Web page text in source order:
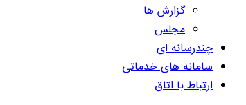
گزارش ها
مجلس
چندرسانه ای
سامانه های خدماتی
ارتباط با اتاق